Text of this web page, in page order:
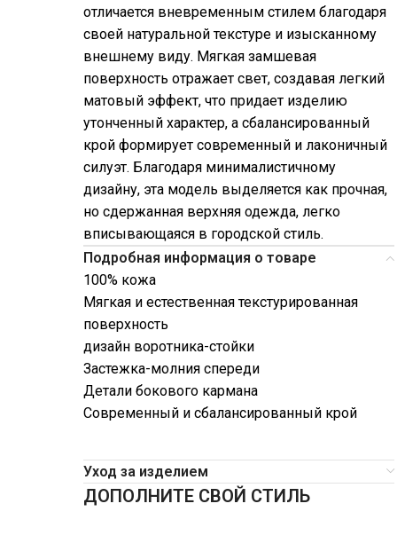
отличается вневременным стилем благодаря
своей натуральной текстуре и изысканному
внешнему виду. Мягкая замшевая
поверхность отражает свет, создавая легкий
матовый эффект, что придает изделию
утонченный характер, а сбалансированный
крой формирует современный и лаконичный
силуэт. Благодаря минималистичному
дизайну, эта модель выделяется как прочная,
но сдержанная верхняя одежда, легко
вписывающаяся в городской стиль.
Подробная информация о товаре
100% кожа
Мягкая и естественная текстурированная
поверхность
дизайн воротника-стойки
Застежка-молния спереди
Детали бокового кармана
Современный и сбалансированный крой
Уход за изделием
ДОПОЛНИТЕ СВОЙ СТИЛЬ